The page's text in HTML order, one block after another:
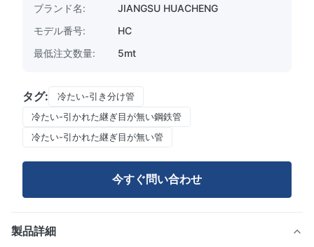
ブランド名:
JIANGSU HUACHENG
モデル番号:
HC
最低注文数量:
5mt
タグ:
冷たい-引き分け管
冷たい-引かれた継ぎ目が無い鋼鉄管
冷たい-引かれた継ぎ目が無い管
今すぐ問い合わせ
製品詳細